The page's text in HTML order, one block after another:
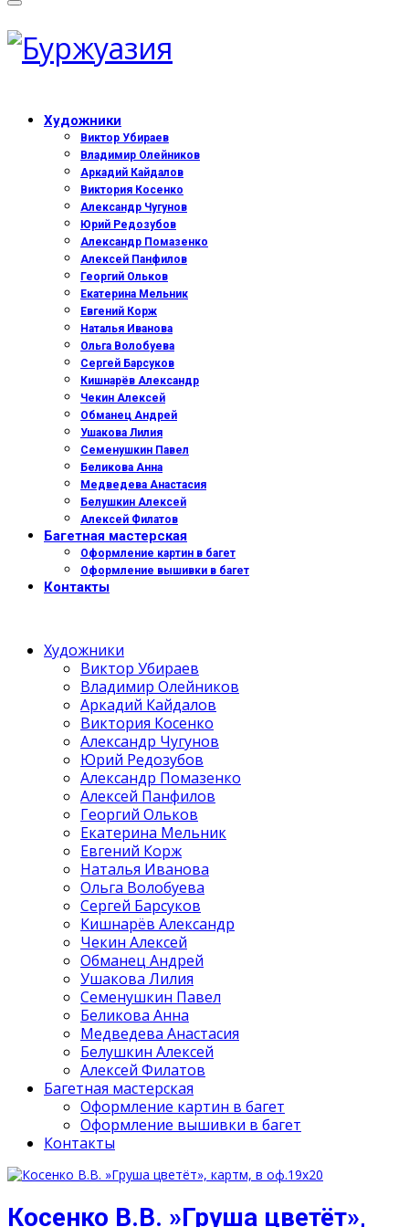
Художники
Виктор Убираев
Владимир Олейников
Аркадий Кайдалов
Виктория Косенко
Александр Чугунов
Юрий Редозубов
Александр Помазенко
Алексей Панфилов
Георгий Ольков
Екатерина Мельник
Евгений Корж
Наталья Иванова
Ольга Волобуева
Сергей Барсуков
Кишнарёв Александр
Чекин Алексей
Обманец Андрей
Ушакова Лилия
Семенушкин Павел
Беликова Анна
Медведева Анастасия
Белушкин Алексей
Алексей Филатов
Багетная мастерская
Оформление картин в багет
Оформление вышивки в багет
Контакты
Художники
Виктор Убираев
Владимир Олейников
Аркадий Кайдалов
Виктория Косенко
Александр Чугунов
Юрий Редозубов
Александр Помазенко
Алексей Панфилов
Георгий Ольков
Екатерина Мельник
Евгений Корж
Наталья Иванова
Ольга Волобуева
Сергей Барсуков
Кишнарёв Александр
Чекин Алексей
Обманец Андрей
Ушакова Лилия
Семенушкин Павел
Беликова Анна
Медведева Анастасия
Белушкин Алексей
Алексей Филатов
Багетная мастерская
Оформление картин в багет
Оформление вышивки в багет
Контакты
Косенко В.В. »Груша цветёт»,